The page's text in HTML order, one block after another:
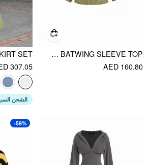
KNIT TEXTURED ASYMMETRICAL NECK BATWING SLEEVE TOP
AED 160.80
307.05
الشحن
-59%